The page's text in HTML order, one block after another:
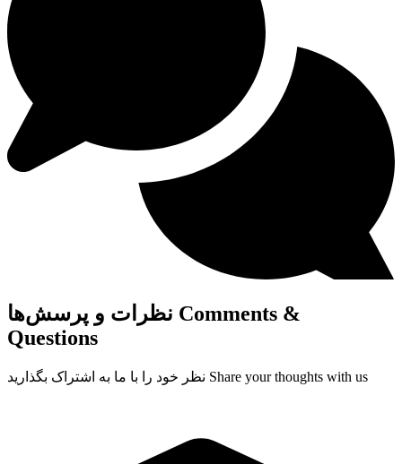
نظرات و پرسش‌ها Comments &
Questions
نظر خود را با ما به اشتراک بگذارید Share your thoughts with us